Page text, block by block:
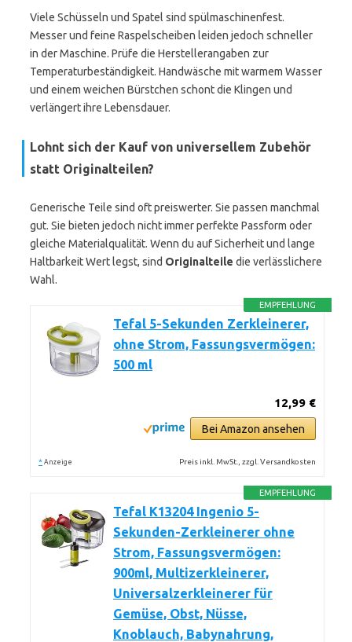
Viele Schüsseln und Spatel sind spülmaschinenfest.
Messer und feine Raspelscheiben leiden jedoch schneller
in der Maschine. Prüfe die Herstellerangaben zur
Temperaturbeständigkeit. Handwäsche mit warmem Wasser
und einem weichen Bürstchen schont die Klingen und
verlängert ihre Lebensdauer.
Lohnt sich der Kauf von universellem Zubehör
statt Originalteilen?
Generische Teile sind oft preiswerter. Sie passen manchmal
gut. Sie bieten jedoch nicht immer perfekte Passform oder
gleiche Materialqualität. Wenn du auf Sicherheit und lange
Haltbarkeit Wert legst, sind Originalteile die verlässlichere
Wahl.
EMPFEHLUNG
Tefal 5-Sekunden Zerkleinerer,
ohne Strom, Fassungsvermögen:
500 ml
12,99 €
Bei Amazon ansehen
* Anzeige Preis inkl. MwSt., zzgl. Versandkosten
EMPFEHLUNG
Tefal K13204 Ingenio 5-
Sekunden-Zerkleinerer ohne
Strom, Fassungsvermögen:
900ml, Multizerkleinerer,
Universalzerkleinerer für
Gemüse, Obst, Nüsse,
Knoblauch, Babynahrung,